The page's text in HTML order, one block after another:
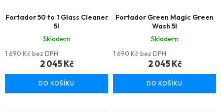
Fortador 50 to 1 Glass Cleaner
5l
Skladem
1 690 Kč bez DPH
2 045 Kč
DO KOŠÍKU
Fortador Green Magic Green
Wash 5l
Skladem
1 690 Kč bez DPH
2 045 Kč
DO KOŠÍKU